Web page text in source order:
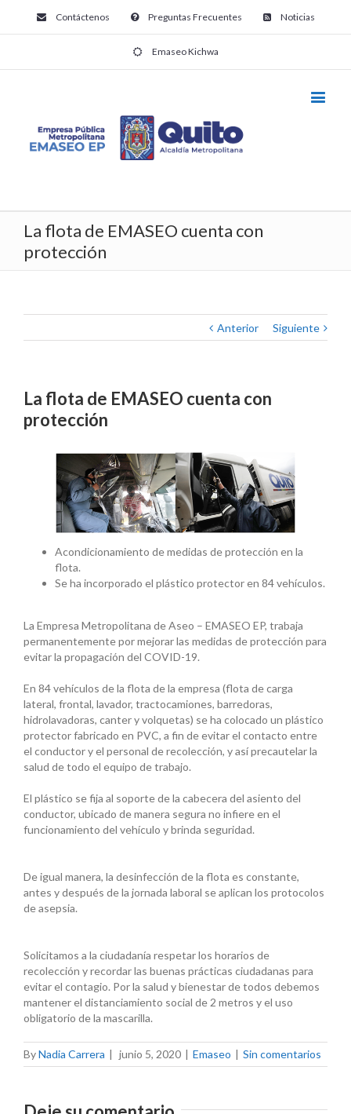
Contáctenos Preguntas Frecuentes Noticias
Emaseo Kichwa
La flota de EMASEO cuenta con
protección
Anterior Siguiente
La flota de EMASEO cuenta con
protección
Acondicionamiento de medidas de protección en la
flota.
Se ha incorporado el plástico protector en 84 vehículos.
La Empresa Metropolitana de Aseo – EMASEO EP, trabaja
permanentemente por mejorar las medidas de protección para
evitar la propagación del COVID-19.
En 84 vehículos de la flota de la empresa (flota de carga
lateral, frontal, lavador, tractocamiones, barredoras,
hidrolavadoras, canter y volquetas) se ha colocado un plástico
protector fabricado en PVC, a fin de evitar el contacto entre
el conductor y el personal de recolección, y así precautelar la
salud de todo el equipo de trabajo.
El plástico se fija al soporte de la cabecera del asiento del
conductor, ubicado de manera segura no infiere en el
funcionamiento del vehículo y brinda seguridad.
De igual manera, la desinfección de la flota es constante,
antes y después de la jornada laboral se aplican los protocolos
de asepsia.
Solicitamos a la ciudadanía respetar los horarios de
recolección y recordar las buenas prácticas ciudadanas para
evitar el contagio. Por la salud y bienestar de todos debemos
mantener el distanciamiento social de 2 metros y el uso
obligatorio de la mascarilla.
ByNadia Carrera | junio 5, 2020 | Emaseo | Sin comentarios